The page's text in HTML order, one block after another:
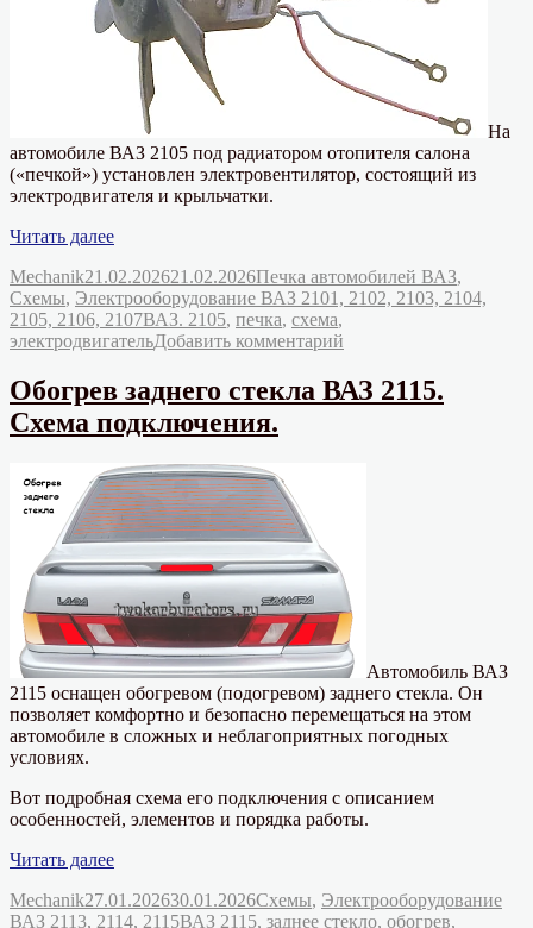
На
автомобиле ВАЗ 2105 под радиатором отопителя салона
(«печкой») установлен электровентилятор, состоящий из
электродвигателя и крыльчатки.
Читать далее«Электродвигатель
ВАЗ
2105,
схема
подключения»
Автор
MechanikОпубликовано
21.02.202621.02.2026Рубрики
Печка автомобилей ВАЗ,
Схемы, Электрооборудование ВАЗ 2101, 2102, 2103, 2104,
2105, 2106, 2107Метки
ВАЗ. 2105, печка, схема,
электродвигательДобавить комментарий
Электродвигатель
печки
Обогрев заднего стекла ВАЗ 2115.
Схема подключения.
Автомобиль ВАЗ
2115 оснащен обогревом (подогревом) заднего стекла. Он
позволяет комфортно и безопасно перемещаться на этом
автомобиле в сложных и неблагоприятных погодных
условиях.
Вот подробная схема его подключения с описанием
особенностей, элементов и порядка работы.
Читать далее«Обогрев
стекла
ВАЗ
Автор
MechanikОпубликовано
27.01.202630.01.2026Рубрики
Схемы, Электрооборудование
ВАЗ 2113, 2114, 2115Метки
ВАЗ 2115, заднее стекло, обогрев,